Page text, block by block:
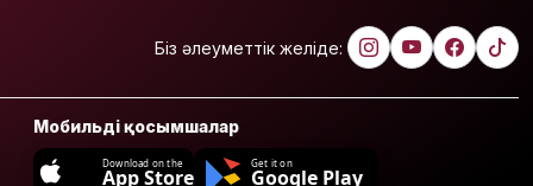
Біз әлеуметтік желіде:
Мобильді қосымшалар
Download on the
App Store
Get it on
Google Play